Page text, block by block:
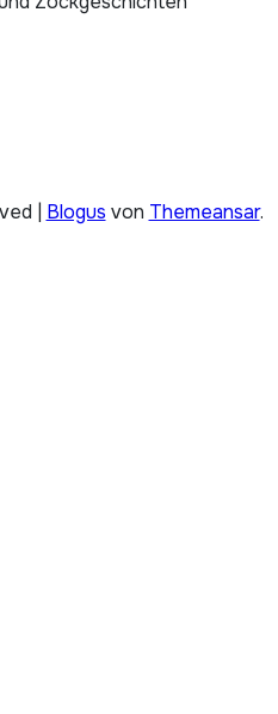
Blogus von Themeansar.